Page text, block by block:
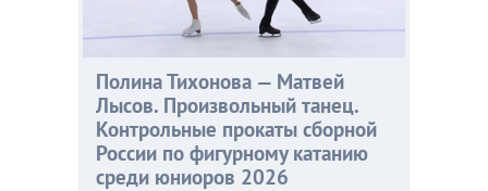
Полина Тихонова — Матвей
Лысов. Произвольный танец.
Контрольные прокаты сборной
России по фигурному катанию
среди юниоров 2026